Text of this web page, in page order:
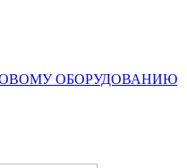
ОБОРУДОВАНИЮ